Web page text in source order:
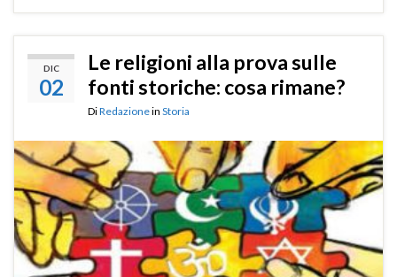
DIC
02
Le religioni alla prova sulle
fonti storiche: cosa rimane?
DiRedazionein Storia